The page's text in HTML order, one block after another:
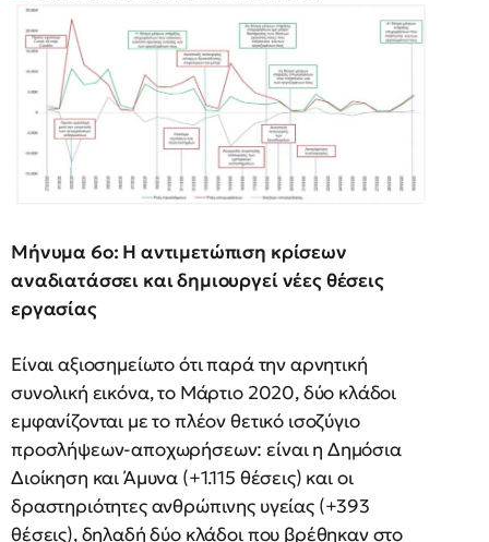
Μήνυμα 6ο: Η αντιμετώπιση κρίσεων
αναδιατάσσει και δημιουργεί νέες θέσεις
εργασίας
Είναι αξιοσημείωτο ότι παρά την αρνητική
συνολική εικόνα, το Μάρτιο 2020, δύο κλάδοι
εμφανίζονται με το πλέον θετικό ισοζύγιο
προσλήψεων-αποχωρήσεων: είναι η Δημόσια
Διοίκηση και Άμυνα (+1.115 θέσεις) και οι
δραστηριότητες ανθρώπινης υγείας (+393
θέσεις), δηλαδή δύο κλάδοι που βρέθηκαν στο